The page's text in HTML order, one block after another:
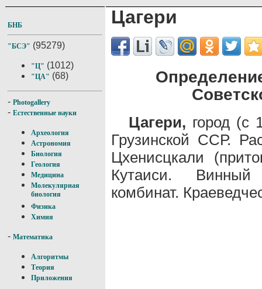
БНБ
"БСЭ" (95279)
"Ц" (1012)
"ЦА" (68)
- Photogallery
- Естественные науки
Археология
Астрономия
Биология
Геология
Медицина
Молекулярная
биология
Физика
Химия
- Математика
Алгоритмы
Теория
Приложения
Цагери
Цагери, город (с
Грузинской ССР.
Цхенисцкали
Кутаиси. Винный
комбинат.